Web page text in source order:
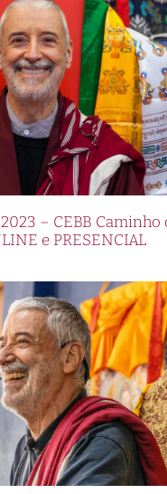
ou um amante
esportivas,
que você
cassino online da
blackjack e
você se sentirá
e glamour.
e
da Cbet no Brasil!
único e sucesso
esportivas e
ou apenas alguém
tudo o que você
artigo completo,
pode se juntar à
– CEBB Caminho
e PRESENCIAL